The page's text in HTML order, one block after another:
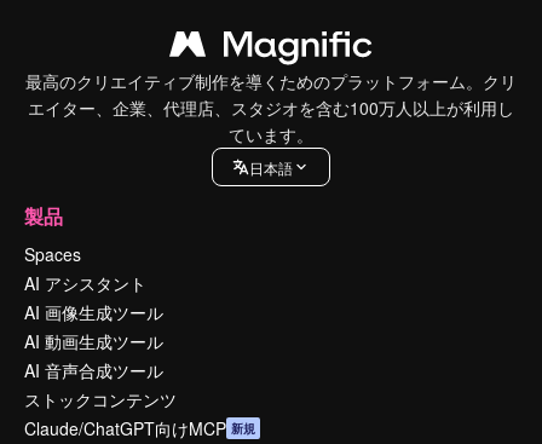
最高のクリエイティブ制作を導くためのプラットフォーム。クリ
エイター、企業、代理店、スタジオを含む100万人以上が利用し
ています。
日本語
製品
Spaces
AI アシスタント
AI 画像生成ツール
AI 動画生成ツール
AI 音声合成ツール
ストックコンテンツ
Claude/ChatGPT向けMCP 新規